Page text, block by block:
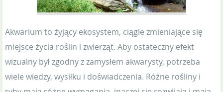
Akwarium to żyjący ekosystem, ciągle zmieniające się
miejsce życia roślin i zwierząt. Aby ostateczny efekt
wizualny był zgodny z zamysłem akwarysty, potrzeba
wiele wiedzy, wysiłku i doświadczenia. Różne rośliny i